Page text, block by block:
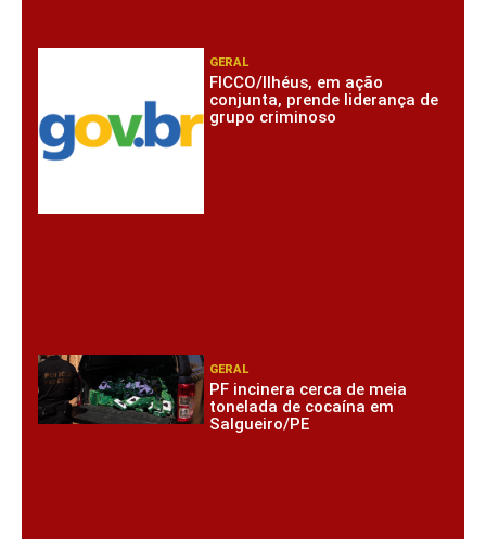
GERAL
FICCO/Ilhéus, em ação
conjunta, prende liderança de
grupo criminoso
GERAL
PF incinera cerca de meia
tonelada de cocaína em
Salgueiro/PE